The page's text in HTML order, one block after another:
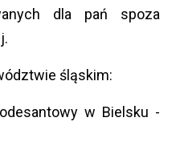
dla pań spoza
śląskim:
w Bielsku -